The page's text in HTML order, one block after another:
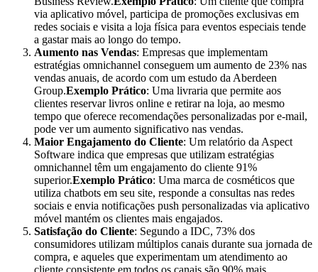
via aplicativo móvel, participa de promoções exclusivas em
redes sociais e visita a loja física para eventos especiais tende
a gastar mais ao longo do tempo.
Aumento nas Vendas: Empresas que implementam
estratégias omnichannel conseguem um aumento de 23% nas
vendas anuais, de acordo com um estudo da Aberdeen
Group.Exemplo Prático: Uma livraria que permite aos
clientes reservar livros online e retirar na loja, ao mesmo
tempo que oferece recomendações personalizadas por e-mail,
pode ver um aumento significativo nas vendas.
Maior Engajamento do Cliente: Um relatório da Aspect
Software indica que empresas que utilizam estratégias
omnichannel têm um engajamento do cliente 91%
superior.Exemplo Prático: Uma marca de cosméticos que
utiliza chatbots em seu site, responde a consultas nas redes
sociais e envia notificações push personalizadas via aplicativo
móvel mantém os clientes mais engajados.
Satisfação do Cliente: Segundo a IDC, 73% dos
consumidores utilizam múltiplos canais durante sua jornada de
compra, e aqueles que experimentam um atendimento ao
cliente consistente em todos os canais são 90% mais